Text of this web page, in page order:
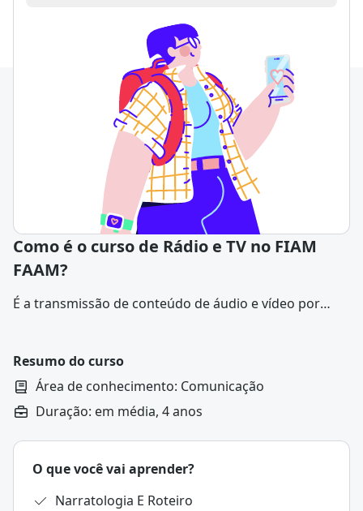
Como é o curso de Rádio e TV no FIAM
FAAM?
É a transmissão de conteúdo de áudio e vídeo por
comunicação que permitem a transmissão de
conteúdo de áudio e vídeo para um grande número de
pessoas.
Resumo do curso
Área de conhecimento: Comunicação
Duração: em média, 4 anos
O que você vai aprender?
Narratologia E Roteiro